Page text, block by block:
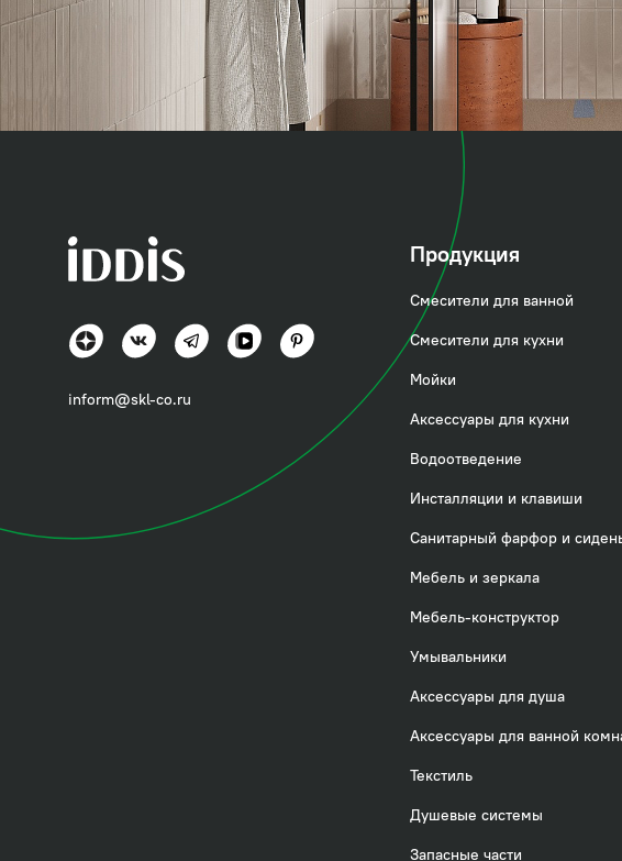
Рэй (Ray)
inform@skl-co.ru
Продукция
Смесители для ванной
Смесители для кухни
Мойки
Аксессуары для кухни
Водоотведение
Инсталляции и клавиши
Санитарный фарфор и
Мебель и зеркала
Мебель-конструктор
Умывальники
Аксессуары для душа
Аксессуары для ванной
Текстиль
Душевые системы
Запасные части